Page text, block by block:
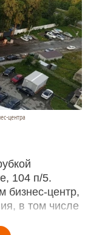
центра
104 п/5.
бизнес-центр,
в том числе